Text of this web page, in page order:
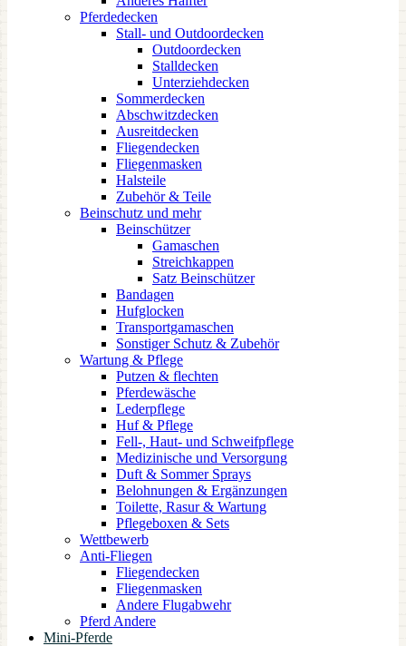
Pferdedecken
Stall- und Outdoordecken
Outdoordecken
Stalldecken
Unterziehdecken
Sommerdecken
Abschwitzdecken
Ausreitdecken
Fliegendecken
Fliegenmasken
Halsteile
Zubehör & Teile
Beinschutz und mehr
Beinschützer
Gamaschen
Streichkappen
Satz Beinschützer
Bandagen
Hufglocken
Transportgamaschen
Sonstiger Schutz & Zubehör
Wartung & Pflege
Putzen & flechten
Pferdewäsche
Lederpflege
Huf & Pflege
Fell-, Haut- und Schweifpflege
Medizinische und Versorgung
Duft & Sommer Sprays
Belohnungen & Ergänzungen
Toilette, Rasur & Wartung
Pflegeboxen & Sets
Wettbewerb
Anti-Fliegen
Fliegendecken
Fliegenmasken
Andere Flugabwehr
Pferd Andere
Mini-Pferde